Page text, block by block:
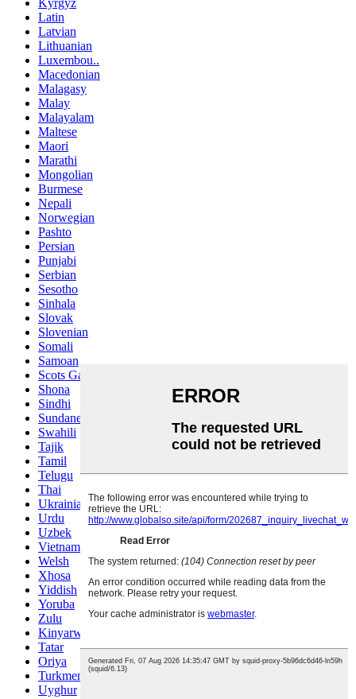
Kyrgyz
Latin
Latvian
Lithuanian
Luxembou..
Macedonian
Malagasy
Malay
Malayalam
Maltese
Maori
Marathi
Mongolian
Burmese
Nepali
Norwegian
Pashto
Persian
Punjabi
Serbian
Sesotho
Sinhala
Slovak
Slovenian
Somali
Samoan
Scots Gaelic
Shona
Sindhi
Sundanese
Swahili
Tajik
Tamil
Telugu
Thai
Ukrainian
Urdu
Uzbek
Vietnamese
Welsh
Xhosa
Yiddish
Yoruba
Zulu
Kinyarwanda
Tatar
Oriya
Turkmen
Uyghur